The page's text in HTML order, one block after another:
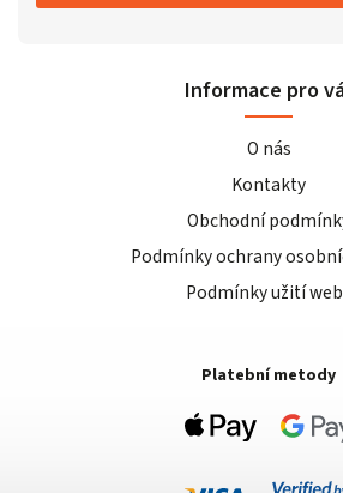
Informace pro
O nás
Kontakty
Obchodní
Podmínky ochrany
Podmínky užití
Platební metody